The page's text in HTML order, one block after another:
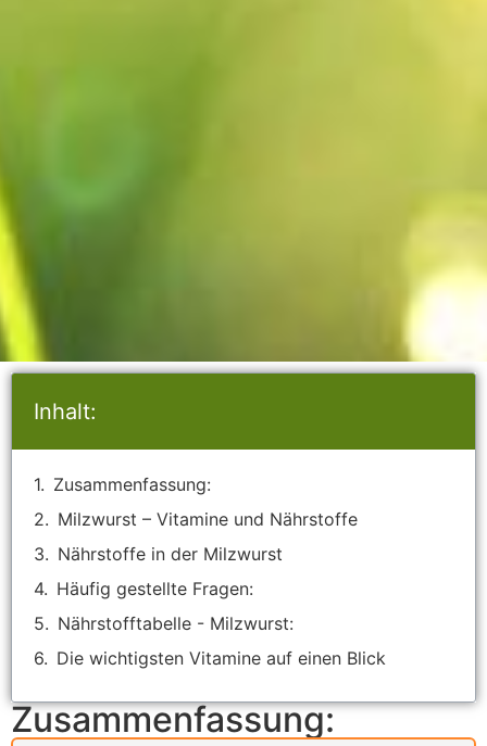
Inhalt:
Zusammenfassung:
Milzwurst – Vitamine und Nährstoffe
Nährstoffe in der Milzwurst
Häufig gestellte Fragen:
Nährstofftabelle - Milzwurst:
Die wichtigsten Vitamine auf einen Blick
Zusammenfassung: